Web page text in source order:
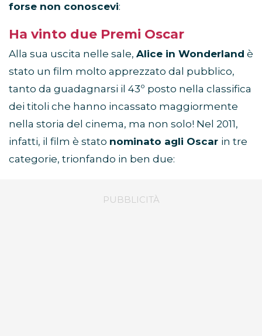
forse non conoscevi:
Ha vinto due Premi Oscar
Alla sua uscita nelle sale, Alice in Wonderland è
stato un film molto apprezzato dal pubblico,
tanto da guadagnarsi il 43º posto nella classifica
dei titoli che hanno incassato maggiormente
nella storia del cinema, ma non solo! Nel 2011,
infatti, il film è stato nominato agli Oscar in tre
categorie, trionfando in ben due: